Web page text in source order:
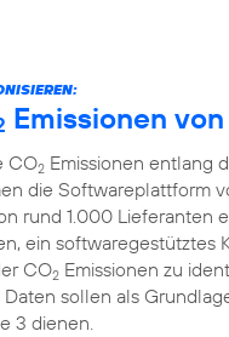
Emissionen
CO2 Emissionen entlang
die Softwareplattform
rund 1.000 Lieferanten
ein softwaregestütztes
CO2 Emissionen zu
sollen als
3 dienen.